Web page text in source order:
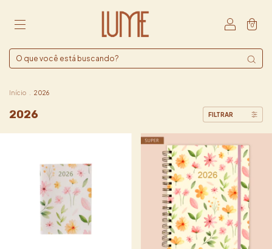
0
Início 2026
2026 FILTRAR